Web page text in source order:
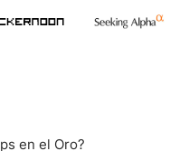
en el Oro?